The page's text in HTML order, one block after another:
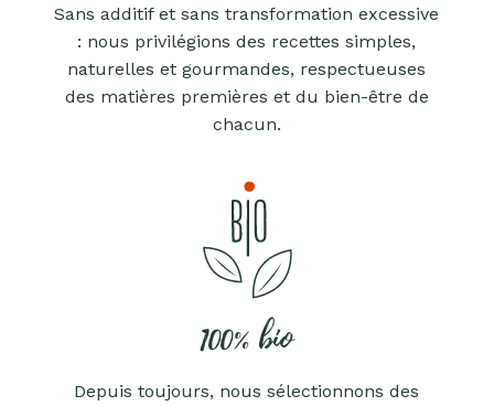
Sans additif et sans transformation excessive
: nous privilégions des recettes simples,
naturelles et gourmandes, respectueuses
des matières premières et du bien-être de
chacun.
100% bio
Depuis toujours, nous sélectionnons des